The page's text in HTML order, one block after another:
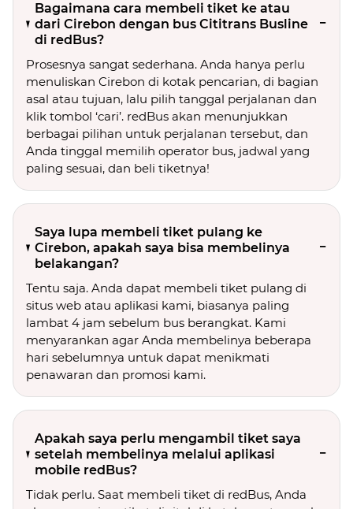
Bagaimana cara membeli tiket ke atau
dari Cirebon dengan bus Cititrans Busline
di redBus?
Prosesnya sangat sederhana. Anda hanya perlu
menuliskan Cirebon di kotak pencarian, di bagian
asal atau tujuan, lalu pilih tanggal perjalanan dan
klik tombol ‘cari’. redBus akan menunjukkan
berbagai pilihan untuk perjalanan tersebut, dan
Anda tinggal memilih operator bus, jadwal yang
paling sesuai, dan beli tiketnya!
Saya lupa membeli tiket pulang ke
Cirebon, apakah saya bisa membelinya
belakangan?
Tentu saja. Anda dapat membeli tiket pulang di
situs web atau aplikasi kami, biasanya paling
lambat 4 jam sebelum bus berangkat. Kami
menyarankan agar Anda membelinya beberapa
hari sebelumnya untuk dapat menikmati
penawaran dan promosi kami.
Apakah saya perlu mengambil tiket saya
setelah membelinya melalui aplikasi
mobile redBus?
Tidak perlu. Saat membeli tiket di redBus, Anda